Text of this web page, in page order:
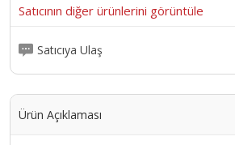
Satıcının diğer ürünlerini görüntüle
Satıcıya Ulaş
Ürün Açıklaması